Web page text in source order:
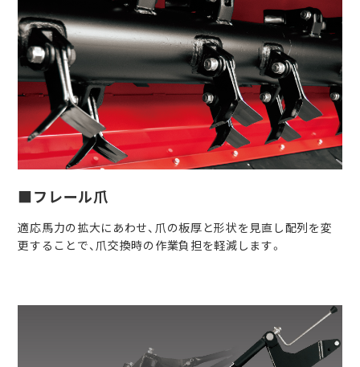
■フレール爪
適応馬力の拡大にあわせ、爪の板厚と形状を見直し配列を変
更することで、爪交換時の作業負担を軽減します。